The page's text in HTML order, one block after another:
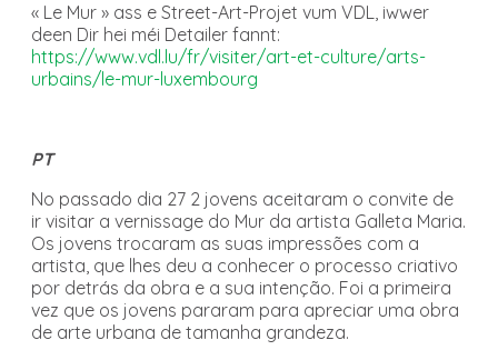
« Le Mur » ass e Street-Art-Projet vum VDL, iwwer
deen Dir hei méi Detailer fannt:
https://www.vdl.lu/fr/visiter/art-et-culture/arts-
urbains/le-mur-luxembourg
PT
No passado dia 27 2 jovens aceitaram o convite de
ir visitar a vernissage do Mur da artista Galleta Maria.
Os jovens trocaram as suas impressões com a
artista, que lhes deu a conhecer o processo criativo
por detrás da obra e a sua intenção. Foi a primeira
vez que os jovens pararam para apreciar uma obra
de arte urbana de tamanha grandeza.